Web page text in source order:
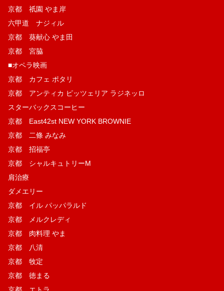
京都 祇園 やま岸
六甲道 ナジィル
京都 葵献心 やま田
京都 宮脇
■オペラ映画
京都 カフェ ポタリ
京都 アンティカ ピッツェリア ラジネッロ
スターバックスコーヒー
京都 East42st NEW YORK BROWNIE
京都 二條 みなみ
京都 招福亭
京都 シャルキュトリーM
肩治療
ダメエリー
京都 イル パッパラルド
京都 メルクレディ
京都 肉料理 やま
京都 八清
京都 牧定
京都 徳まる